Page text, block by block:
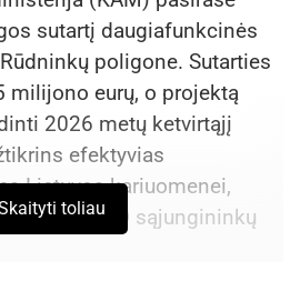
sutartį daugiafunkcinės
poligone. Sutarties
milijono eurų, o projektą
2026 metų ketvirtąjį
efektyvias
Lietuvos kariuomenei,
kitų NATO sąjungininkų
toliau